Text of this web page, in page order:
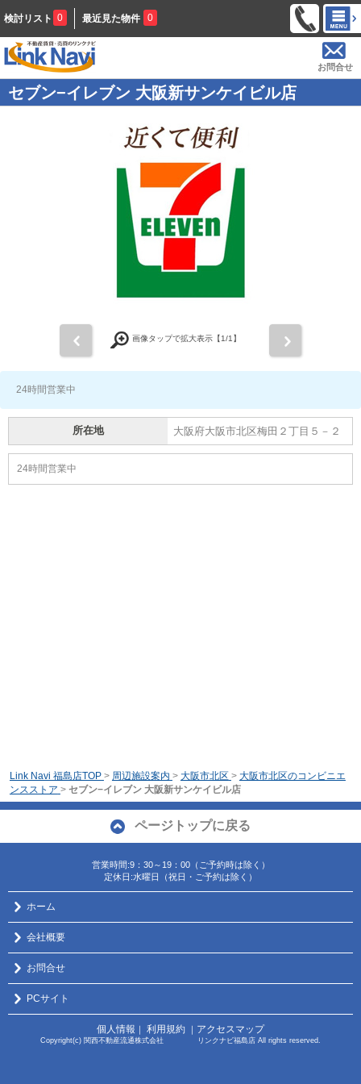
検討リスト 0 最近見た物件 0
お問合せ
セブン−イレブン 大阪新サンケイビル店
画像タップで拡大表示【1/1】
24時間営業中
所在地 大阪府大阪市北区梅田２丁目５－２
24時間営業中
Link Navi 福島店TOP > 周辺施設案内 > 大阪市北区 > 大阪市北区のコンビニエ
ンスストア > セブン−イレブン 大阪新サンケイビル店
ページトップに戻る
営業時間:9：30～19：00（ご予約時は除く）
定休日:水曜日（祝日・ご予約は除く）
ホーム
会社概要
お問合せ
PCサイト
個人情報 ｜ 利用規約 ｜ アクセスマップ
Copyright(c) 関西不動産流通株式会社 リンクナビ福島店 All rights reserved.